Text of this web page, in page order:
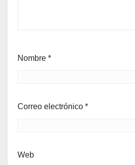
Nombre *
Correo electrónico *
Web